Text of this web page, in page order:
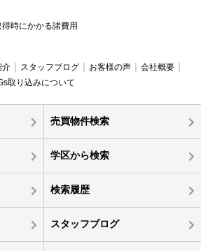
得時にかかる諸費用
介 スタッフブログ お客様の声
会社概要
取り込みについて
売買物件検索
学区から検索
検索履歴
スタッフブログ